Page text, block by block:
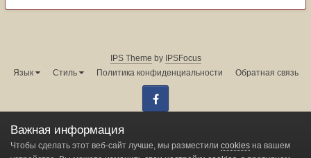
IPS Theme by IPSFocus
Язык
Стиль Политика конфиденциальности Обратная связь
Администрация форума:
Powered by Invision Community
Важная информация
Чтобы сделать этот веб-сайт лучше, мы разместили cookies на вашем